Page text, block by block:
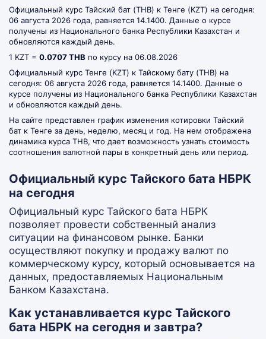
Официальный курс Тайский бат (THB) к Тенге (KZT) на сегодня:
06 августа 2026 года, равняется 14.1400. Данные о курсе
получены из Национального банка Республики Казахстан и
обновляются каждый день.
1 KZT = 0.0707 THB по курсу на 06.08.2026
Официальный курс Тенге (KZT) к Тайскому бату (THB) на
сегодня: 06 августа 2026 года, равняется 14.1400. Данные о
курсе получены из Национального банка Республики Казахстан
и обновляются каждый день.
На сайте представлен график изменения котировки Тайский
бат к Тенге за день, неделю, месяц и год. На нем отображена
динамика курса THB, что дает возможность узнать стоимость
соотношения валютной пары в конкретный день или период.
Официальный курс Тайского бата НБРК
на сегодня
Официальный курс Тайского бата НБРК
позволяет провести собственный анализ
ситуации на финансовом рынке. Банки
осуществляют покупку и продажу валют по
коммерческому курсу, который основывается на
данных, предоставляемых Национальным
Банком Казахстана.
Как устанавливается курс Тайского
бата НБРК на сегодня и завтра?